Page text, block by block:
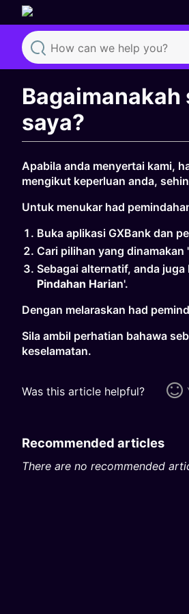
Search
saya?
Apabila anda menyertai kami,
mengikut keperluan anda,
Untuk menukar had
Buka aplikasi GXBank dan
Cari pilihan yang dinamakan '
Sebagai alternatif, anda
Pindahan Harian'.
Dengan melaraskan had
Sila ambil perhatian bahawa
keselamatan.
Was this article helpful?
Recommended articles
There are no recommended